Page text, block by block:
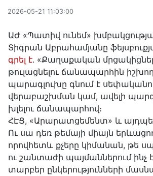
2026-05-21 11:03:00
ԱԺ «Պատիվ ունեմ»
Տիգրան Աբրահամյանը
գրել է․ «Քաղաքական
թուլացնելու ճանապարհին
պարագլուխը գնում է
վերաբաշխման կամ, ավելի
խլելու ճանապարհով։
ՀԷՑ, «Արարատցեմենտ» և
Ու սա դեռ թեմայի միայն
որովհետև քչերը կիմանան, թե
ու շանտաժի պայմաններում ինչ է
տարբեր ընկերությունների